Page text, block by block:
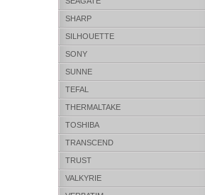
SHARP
SILHOUETTE
SONY
SUNNE
TEFAL
THERMALTAKE
TOSHIBA
TRANSCEND
TRUST
VALKYRIE